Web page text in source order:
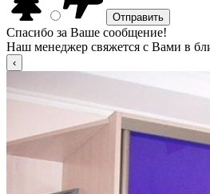
Спасибо за Ваше сообщение!
Наш менеджер свяжется с Вами в